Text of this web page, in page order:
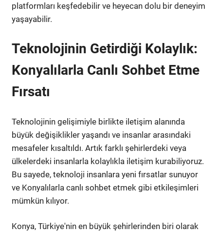
platformları keşfedebilir ve heyecan dolu bir deneyim
yaşayabilir.
Teknolojinin Getirdiği Kolaylık:
Konyalılarla Canlı Sohbet Etme
Fırsatı
Teknolojinin gelişimiyle birlikte iletişim alanında
büyük değişiklikler yaşandı ve insanlar arasındaki
mesafeler kısaltıldı. Artık farklı şehirlerdeki veya
ülkelerdeki insanlarla kolaylıkla iletişim kurabiliyoruz.
Bu sayede, teknoloji insanlara yeni fırsatlar sunuyor
ve Konyalılarla canlı sohbet etmek gibi etkileşimleri
mümkün kılıyor.
Konya, Türkiye'nin en büyük şehirlerinden biri olarak